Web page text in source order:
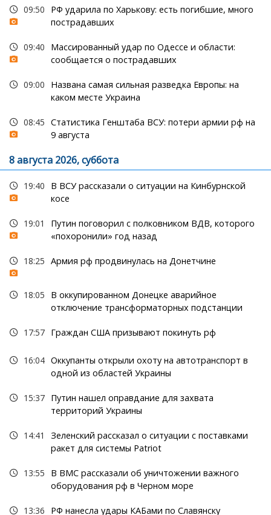
09:50
РФ ударила по Харькову: есть погибшие, много
пострадавших
09:40
Массированный удар по Одессе и области:
сообщается о пострадавших
09:00
Названа самая сильная разведка Европы: на
каком месте Украина
08:45 Статистика Генштаба ВСУ: потери армии рф на
9 августа
8 августа 2026, суббота
19:40
В ВСУ рассказали о ситуации на Кинбурнской
косе
19:01
Путин поговорил с полковником ВДВ, которого
«похоронили» год назад
18:25 Армия рф продвинулась на Донетчине
18:05
В оккупированном Донецке аварийное
отключение трансформаторных подстанции
17:57 Граждан США призывают покинуть рф
16:04 Оккупанты открыли охоту на автотранспорт в
одной из областей Украины
15:37 Путин нашел оправдание для захвата
территорий Украины
14:41
Зеленский рассказал о ситуации с поставками
ракет для системы Patriot
13:55
В ВМС рассказали об уничтожении важного
оборудования рф в Черном море
13:36 РФ нанесла удары КАБами по Славянску